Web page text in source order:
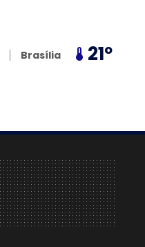
Brasília 21º